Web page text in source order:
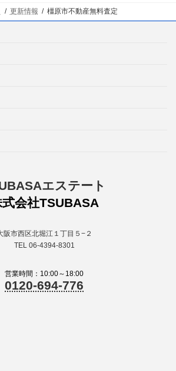
更新情報 橿原市不動産無料査定
エステート
式会社TSUBASA
阪市西区北堀江１丁目５−２
TEL 06-4394-8301
営業時間：10:00～18:00
0120-694-776